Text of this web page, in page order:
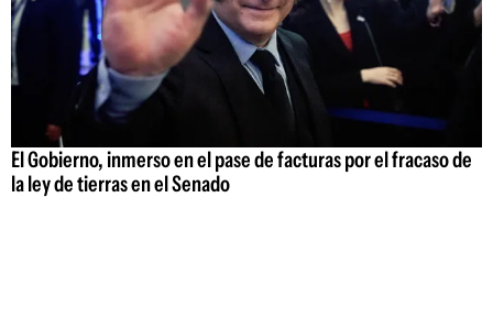
El Gobierno, inmerso en el pase de facturas por el fracaso de
la ley de tierras en el Senado